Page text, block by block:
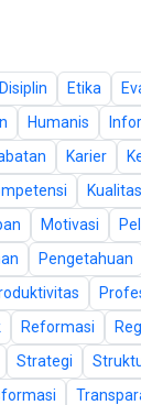
Disiplin Etika
Humanis
Karier
Kualitas
Motivasi
Pengetahuan
Reformasi
Strategi